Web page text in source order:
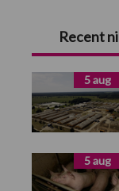
Recent
5 aug
5 aug